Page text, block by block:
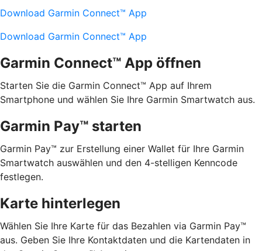
Download Garmin Connect™ App
Download Garmin Connect™ App
Garmin Connect™ App öffnen
Starten Sie die Garmin Connect™ App auf Ihrem
Smartphone und wählen Sie Ihre Garmin Smartwatch aus.
Garmin Pay™ starten
Garmin Pay™ zur Erstellung einer Wallet für Ihre Garmin
Smartwatch auswählen und den 4-stelligen Kenncode
festlegen.
Karte hinterlegen
Wählen Sie Ihre Karte für das Bezahlen via Garmin Pay™
aus. Geben Sie Ihre Kontaktdaten und die Kartendaten in